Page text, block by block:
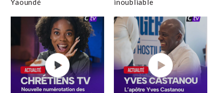
Yaoundé
inoubliable